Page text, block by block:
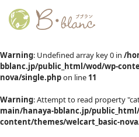
Warning: Undefined array key 0 in /
bblanc.jp/public_html/wod/wp-
nova/single.phpon line 11
Warning: Attempt to read property
main/hanaya-bblanc.jp/
content/themes/welcart_basic-